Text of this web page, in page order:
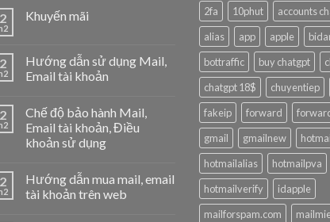
Khuyến mãi
Hướng dẫn sử dụng Mail,
Email tài khoản
Chế độ bảo hành Mail,
Email tài khoản, Điều
khoản sử dụng
Hướng dẫn mua mail, email
tài khoản trên web
2fa 10phut
accounts
alias
app apple
bottraffic
buy chatgpt
chatgpt 18$
chuyentiep
fakeip
forward
gmail
gmailnew
hotmailalias
hotmailpva
hotmailverify
idapple
mailforspam.com